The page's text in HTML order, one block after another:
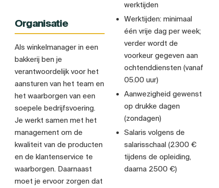
Organisatie
Als winkelmanager in een
bakkerij ben je
verantwoordelijk voor het
aansturen van het team en
het waarborgen van een
soepele bedrijfsvoering.
Je werkt samen met het
management om de
kwaliteit van de producten
en de klantenservice te
waarborgen. Daarnaast
moet je ervoor zorgen dat
werktijden
Werktijden: minimaal
één vrije dag per week;
verder wordt de
voorkeur gegeven aan
ochtenddiensten (vanaf
05.00 uur)
Aanwezigheid gewenst
op drukke dagen
(zondagen)
Salaris volgens de
salarisschaal (2300 €
tijdens de opleiding,
daarna 2500 €)